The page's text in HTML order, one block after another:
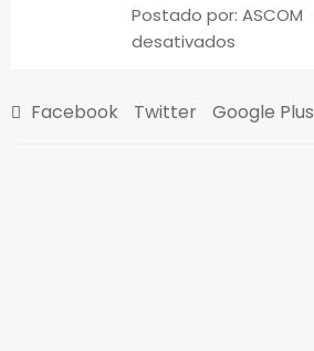
Postado por:ASCOM
desativados
Facebook Twitter Google Plus